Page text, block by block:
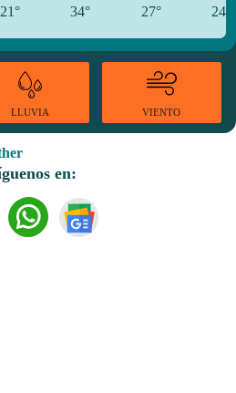
21° 34° 27° 24°
LLUVIA VIENTO
en: